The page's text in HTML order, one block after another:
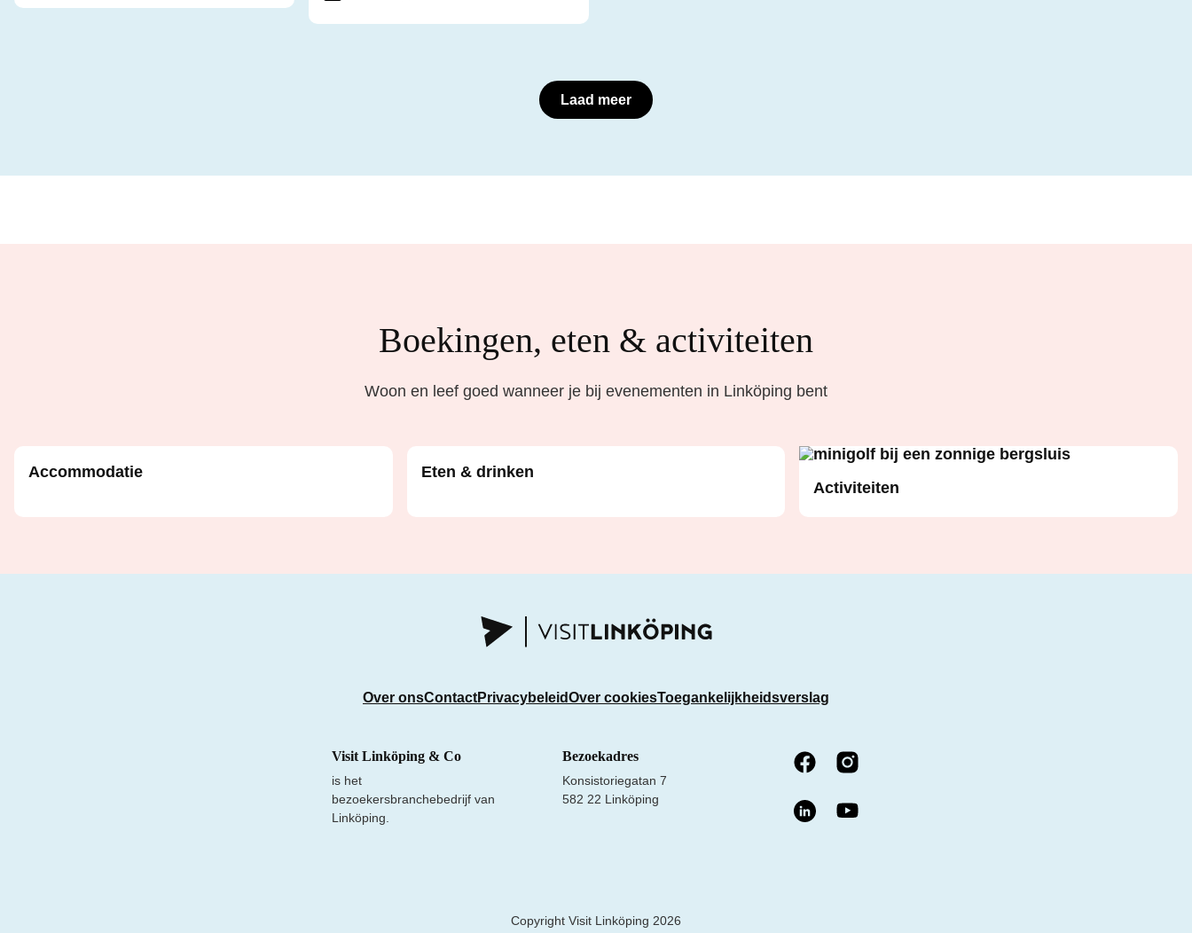
Laad meer
Boekingen, eten & activiteiten
Woon en leef goed wanneer je bij evenementen in Linköping bent
Accommodatie
Eten & drinken
Activiteiten
Over onsContactPrivacybeleidOver cookiesToegankelijkheidsverslag
Visit Linköping & Co
is het
bezoekersbranchebedrijf van
Linköping.
Bezoekadres
Konsistoriegatan 7
582 22 Linköping
Copyright Visit Linköping 2026